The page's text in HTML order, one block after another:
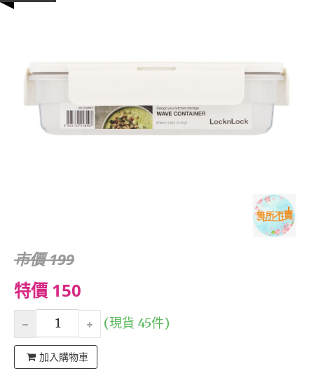
市價 199
特價 150
(現貨 45件)
加入購物車